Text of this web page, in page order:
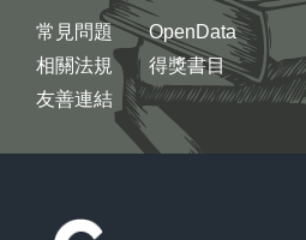
常見問題
相關法規
友善連結
OpenData
得獎書目